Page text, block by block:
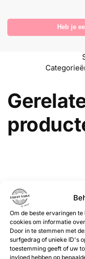
Om de beste ervaringen
cookies om informatie
Door in te stemmen met
surfgedrag of unieke ID's
toestemming geeft of uw
invloed hebben op
Heb je